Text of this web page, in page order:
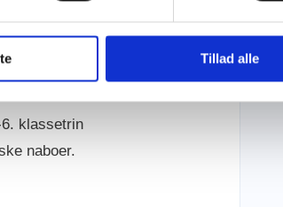
Tillad alle
klassetrin
naboer.